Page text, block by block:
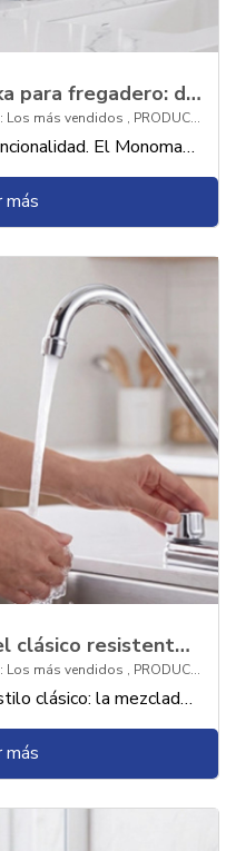
Monomando Moen Danika para fregadero: diseño estilizado y alta tecnología para t
Los más vendidos , PRODUCTOS
La cocina necesita diseño y funcionalidad. El Monomando Moen Danika los une con estilo, tecnología y practicidad para el día a día.
más
Mezcladora Rugo 8-IN: el clásico resistente para tu fregadero
Los más vendidos , PRODUCTOS
Funcionalidad, resistencia y estilo clásico: la mezcladora Rugo de 8" para fregadero es la solución confiable y durable que tu cocina necesita.
más